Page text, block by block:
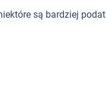
są bardziej